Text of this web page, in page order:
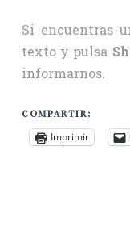
Si encuentras
texto y pulsa
informarnos.
COMPARTIR:
Imprimir